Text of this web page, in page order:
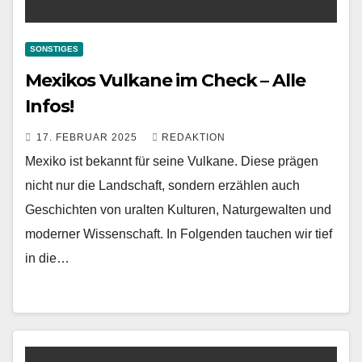
SONSTIGES
Mexikos Vulkane im Check – Alle
Infos!
17. FEBRUAR 2025 REDAKTION
Mexiko ist bekannt für seine Vulkane. Diese prägen
nicht nur die Landschaft, sondern erzählen auch
Geschichten von uralten Kulturen, Naturgewalten und
moderner Wissenschaft. In Folgenden tauchen wir tief
in die…